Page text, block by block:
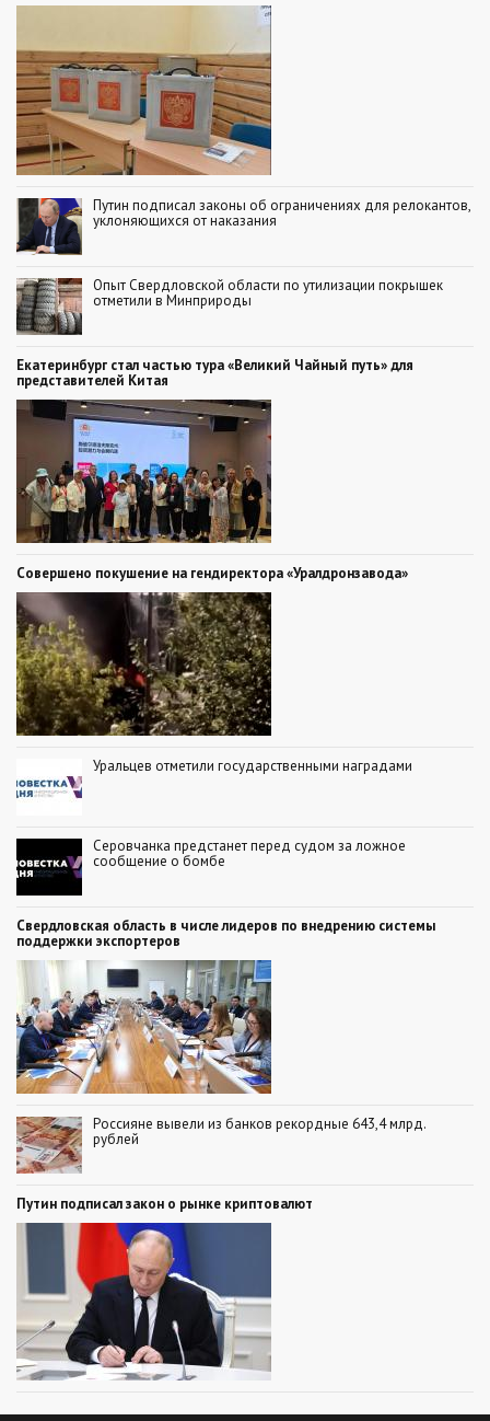
Путин подписал законы об ограничениях для релокантов,
уклоняющихся от наказания
Опыт Свердловской области по утилизации покрышек
отметили в Минприроды
Екатеринбург стал частью тура «Великий Чайный путь» для
представителей Китая
Совершено покушение на гендиректора «Уралдронзавода»
Уральцев отметили государственными наградами
Серовчанка предстанет перед судом за ложное
сообщение о бомбе
Свердловская область в числе лидеров по внедрению системы
поддержки экспортеров
Россияне вывели из банков рекордные 643,4 млрд.
рублей
Путин подписал закон о рынке криптовалют